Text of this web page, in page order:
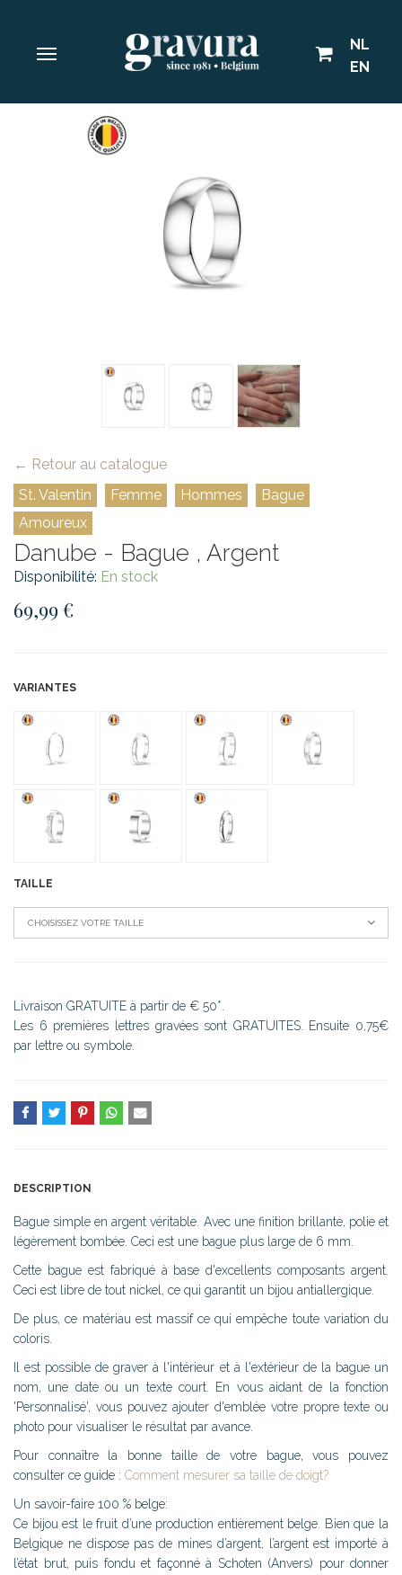
NL
EN
← Retour au catalogue
St. Valentin
Femme Hommes
Bague
Amoureux
Danube - Bague , Argent
Disponibilité: En stock
69,99 €
VARIANTES
TAILLE
CHOISISSEZ VOTRE TAILLE
Livraison GRATUITE à partir de € 50*.
Les 6 premières lettres gravées sont GRATUITES. Ensuite 0,75€
par lettre ou symbole.
DESCRIPTION
Bague simple en argent véritable. Avec une finition brillante, polie et
légèrement bombée. Ceci est une bague plus large de 6 mm.
Cette bague est fabriqué à base d'excellents composants argent.
Ceci est libre de tout nickel, ce qui garantit un bijou antiallergique.
De plus, ce matériau est massif ce qui empêche toute variation du
coloris.
Il est possible de graver à l'intérieur et à l'extérieur de la bague un
nom, une date ou un texte court. En vous aidant de la fonction
'Personnalisé', vous pouvez ajouter d'emblée votre propre texte ou
photo pour visualiser le résultat par avance.
Pour connaître la bonne taille de votre bague, vous pouvez
consulter ce guide : Comment mesurer sa taille de doigt?
Un savoir-faire 100 % belge:
Ce bijou est le fruit d’une production entièrement belge. Bien que la
Belgique ne dispose pas de mines d’argent, l’argent est importé à
l’état brut, puis fondu et façonné à Schoten (Anvers) pour donner